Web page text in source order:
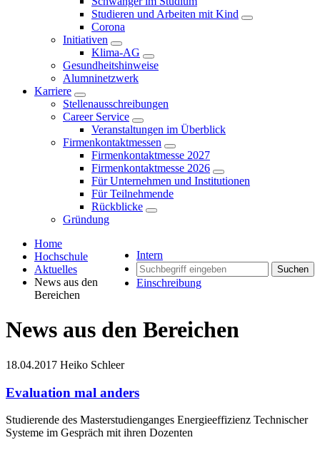
Studieren und Arbeiten mit Kind
Corona
Initiativen
Klima-AG
Gesundheitshinweise
Alumninetzwerk
Karriere
Stellenausschreibungen
Career Service
Veranstaltungen im Überblick
Firmenkontaktmessen
Firmenkontaktmesse 2027
Firmenkontaktmesse 2026
Für Unternehmen und Institutionen
Für Teilnehmende
Rückblicke
Gründung
Intern
Suchen
Einschreibung
Home
Hochschule
Aktuelles
News aus den
Bereichen
News aus den Bereichen
18.04.2017 Heiko Schleer
Evaluation mal anders
Studierende des Masterstudienganges Energieeffizienz Technischer
Systeme im Gespräch mit ihren Dozenten